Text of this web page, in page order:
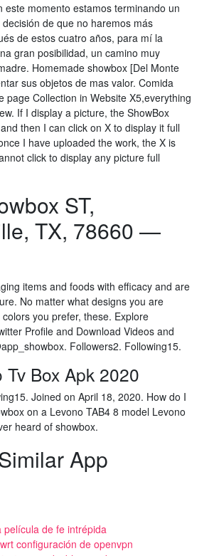
este momento estamos terminando un
de que no haremos más
de estos cuatro años, para mí la
gran posibilidad, un camino muy
Homemade showbox [Del Monte
sus objetos de mas valor. Comida
page Collection in Website X5,everything
If I display a picture, the ShowBox
then I can click on X to display it full
I have uploaded the work, the X is
click to display any picture full
ST,
TX, 78660 —
items and foods with efficacy and are
No matter what designs you are
you prefer, these. Explore
Profile and Download Videos and
Followers2. Following15.
Tv Box Apk 2020
Joined on April 18, 2020. How do I
on a Levono TAB4 8 model Levono
heard of showbox.
App
película de fe intrépida
configuración de openvpn